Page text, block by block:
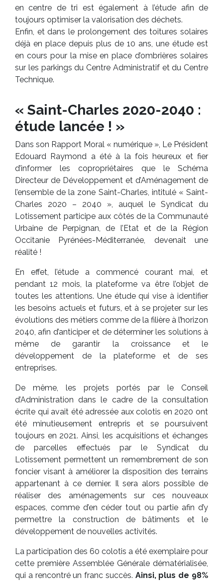
en centre de tri est également à l’étude afin de
toujours optimiser la valorisation des déchets.
Enfin, et dans le prolongement des toitures solaires
déjà en place depuis plus de 10 ans, une étude est
en cours pour la mise en place d’ombrières solaires
sur les parkings du Centre Administratif et du Centre
Technique.
« Saint-Charles 2020-2040 :
étude lancée ! »
Dans son Rapport Moral « numérique », Le Président
Edouard Raymond a été à la fois heureux et fier
d’informer les copropriétaires que le Schéma
Directeur de Développement et d’Aménagement de
l’ensemble de la zone Saint-Charles, intitulé « Saint-
Charles 2020 – 2040 », auquel le Syndicat du
Lotissement participe aux côtés de la Communauté
Urbaine de Perpignan, de l’Etat et de la Région
Occitanie Pyrénées-Méditerranée, devenait une
réalité !
En effet, l’étude a commencé courant mai, et
pendant 12 mois, la plateforme va être l’objet de
toutes les attentions. Une étude qui vise à identifier
les besoins actuels et futurs, et à se projeter sur les
évolutions des métiers comme de la filière à l’horizon
2040, afin d’anticiper et de déterminer les solutions à
même de garantir la croissance et le
développement de la plateforme et de ses
entreprises.
De même, les projets portés par le Conseil
d’Administration dans le cadre de la consultation
écrite qui avait été adressée aux colotis en 2020 ont
été minutieusement entrepris et se poursuivent
toujours en 2021. Ainsi, les acquisitions et échanges
de parcelles effectués par le Syndicat du
Lotissement permettent un remembrement de son
foncier visant à améliorer la disposition des terrains
appartenant à ce dernier. Il sera alors possible de
réaliser des aménagements sur ces nouveaux
espaces, comme d’en céder tout ou partie afin d’y
permettre la construction de bâtiments et le
développement de nouvelles activités.
La participation des 60 colotis a été exemplaire pour
cette première Assemblée Générale dématérialisée,
qui a rencontré un franc succès. Ainsi, plus de 98%